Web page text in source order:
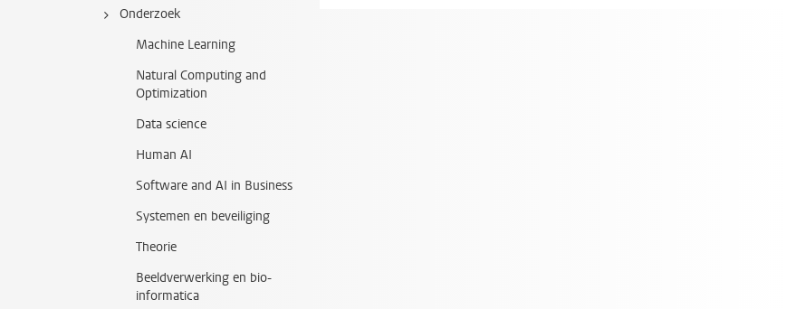
Onderzoek
Machine Learning
Natural Computing and
Optimization
Data science
Human AI
Software and AI in Business
Systemen en beveiliging
Theorie
Beeldverwerking en bio-
informatica